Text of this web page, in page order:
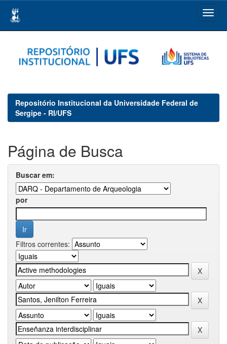
navigation
Repositório Institucional da Universidade Federal de
Sergipe - RI/UFS
Página de Busca
Buscar em:
por
Filtros correntes: